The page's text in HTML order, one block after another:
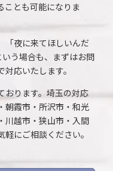
ことも可能になりま
「夜に来てほしいんだ
う場合も、まずはお問
応いたします。
おります。埼玉の対応
朝霞市・所沢市・和光
川越市・狭山市・入間
にご相談ください。